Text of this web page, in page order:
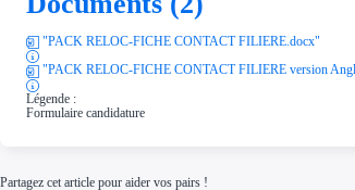
"PACK RELOC-FICHE CONTACT FILIERE.docx"
"PACK RELOC-FICHE CONTACT FILIERE version
Légende :
Formulaire candidature
Partagez cet article pour aider vos pairs !